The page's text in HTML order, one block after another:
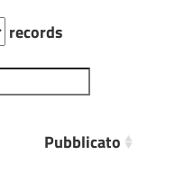
records
Pubblicato